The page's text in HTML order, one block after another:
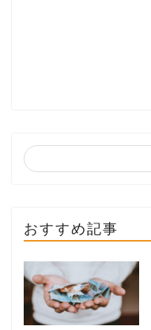
おすすめ記事